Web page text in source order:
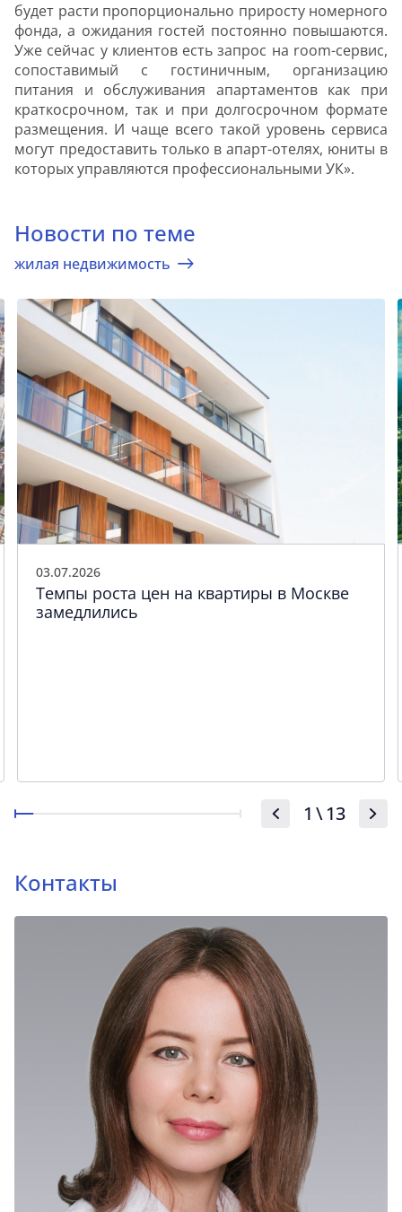
будет расти пропорционально приросту номерного
фонда, а ожидания гостей постоянно повышаются.
Уже сейчас у клиентов есть запрос на room-сервис,
сопоставимый с гостиничным, организацию
питания и обслуживания апартаментов как при
краткосрочном, так и при долгосрочном формате
размещения. И чаще всего такой уровень сервиса
могут предоставить только в апарт-отелях, юниты в
которых управляются профессиональными УК».
Новости по теме
жилая недвижимость
03.07.2026
Темпы роста цен на квартиры в Москве
замедлились
1 \13
Контакты